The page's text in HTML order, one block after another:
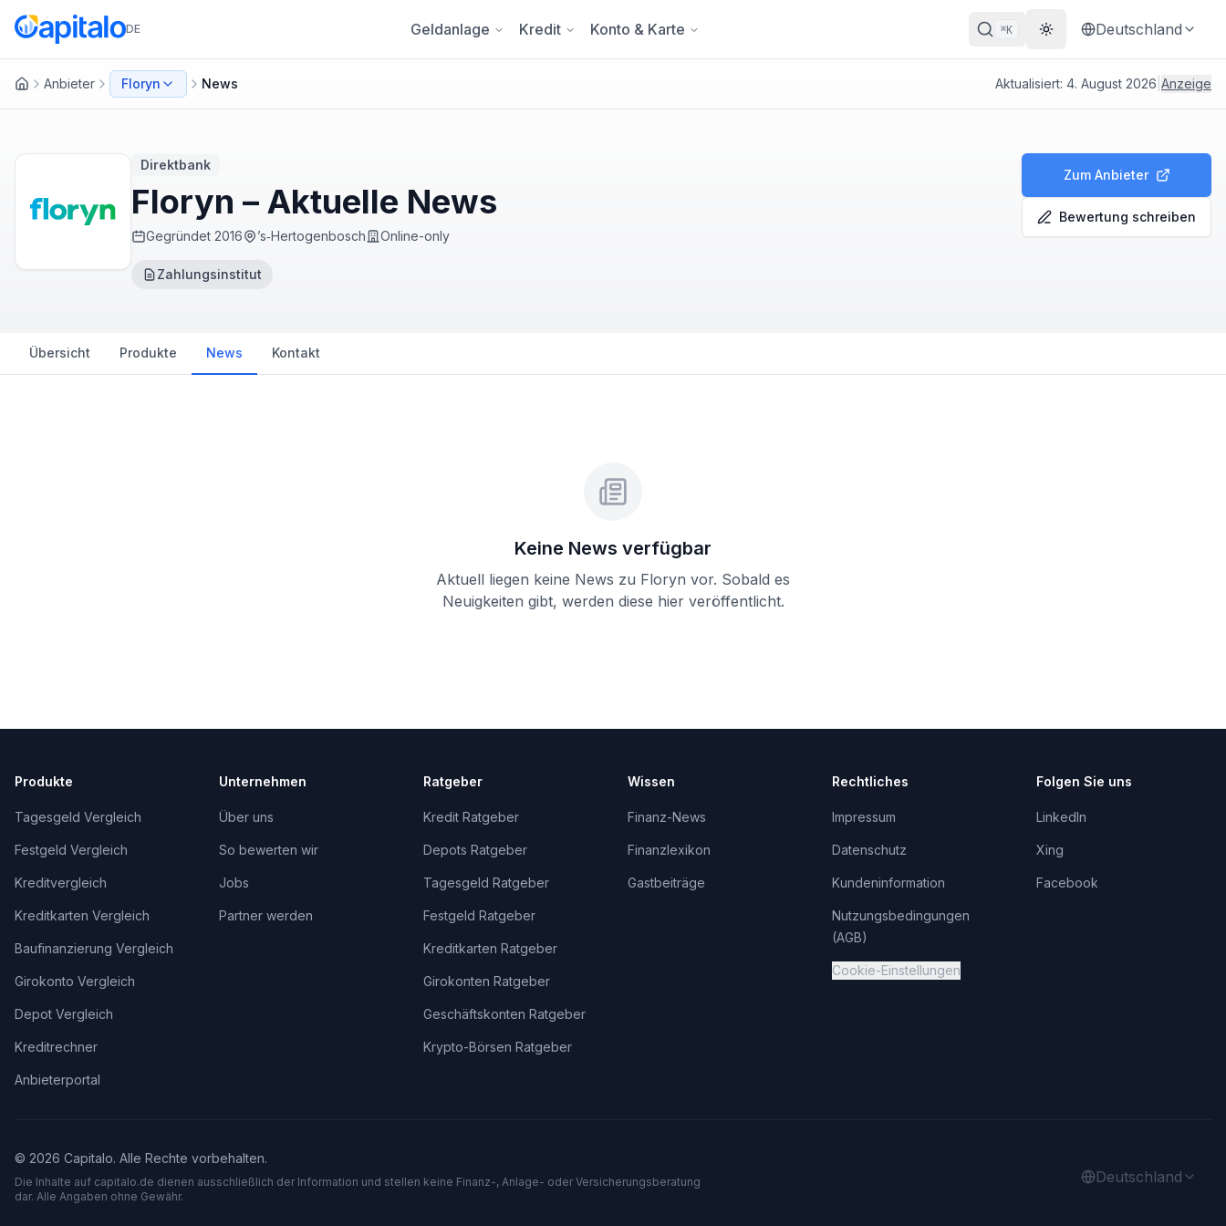
DE Geldanlage Kredit Konto & Karte ⌘K Theme wechseln
Deutschland
Anbieter Floryn News Aktualisiert: 4. August 2026 Anzeige
Direktbank
Floryn – Aktuelle News
Gegründet 2016 ’s‑Hertogenbosch Online-only
Zahlungsinstitut
Zum Anbieter
Bewertung schreiben
Übersicht Produkte News Kontakt
Keine News verfügbar
Aktuell liegen keine News zu Floryn vor. Sobald es
Neuigkeiten gibt, werden diese hier veröffentlicht.
Produkte
Tagesgeld Vergleich
Festgeld Vergleich
Kreditvergleich
Kreditkarten Vergleich
Baufinanzierung Vergleich
Girokonto Vergleich
Depot Vergleich
Kreditrechner
Anbieterportal
Unternehmen
Über uns
So bewerten wir
Jobs
Partner werden
Ratgeber
Kredit Ratgeber
Depots Ratgeber
Tagesgeld Ratgeber
Festgeld Ratgeber
Kreditkarten Ratgeber
Girokonten Ratgeber
Geschäftskonten Ratgeber
Krypto-Börsen Ratgeber
Wissen
Finanz-News
Finanzlexikon
Gastbeiträge
Rechtliches
Impressum
Datenschutz
Kundeninformation
Nutzungsbedingungen
(AGB)
Cookie-Einstellungen
Folgen Sie uns
LinkedIn
Xing
Facebook
© 2026 Capitalo. Alle Rechte vorbehalten.
Die Inhalte auf capitalo.de dienen ausschließlich der Information und stellen keine Finanz-, Anlage- oder Versicherungsberatung
dar. Alle Angaben ohne Gewähr.
Deutschland